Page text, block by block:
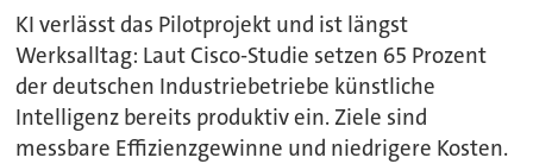
KI verlässt das Pilotprojekt und ist längst
Werksalltag: Laut Cisco-Studie setzen 65 Prozent
der deutschen Industriebetriebe künstliche
Intelligenz bereits produktiv ein. Ziele sind
messbare Effizienzgewinne und niedrigere Kosten.